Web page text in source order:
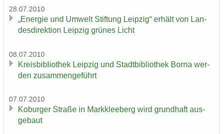
28.07.2010
„En­er­gie und Um­welt Stif­tung Leip­zig“ er­hält von Lan­
des­di­rek­ti­on Leip­zig grü­nes Licht
08.07.2010
Kreis­bi­blio­thek Leip­zig und Stadt­bi­blio­thek Borna wer­
den zu­sam­men­ge­führt
07.07.2010
Ko­bur­ger Stra­ße in Mark­klee­berg wird grund­haft aus­
ge­baut